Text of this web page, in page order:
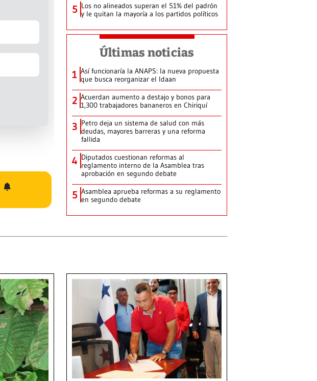
5 Los no alineados superan el 51% del padrón
y le quitan la mayoría a los partidos políticos
Últimas noticias
1 Así funcionaría la ANAPS: la nueva propuesta
que busca reorganizar el Idaan
2 Acuerdan aumento a destajo y bonos para
1,300 trabajadores bananeros en Chiriquí
3 Petro deja un sistema de salud con más
deudas, mayores barreras y una reforma
fallida
4 Diputados cuestionan reformas al
reglamento interno de la Asamblea tras
aprobación en segundo debate
5 Asamblea aprueba reformas a su reglamento
en segundo debate